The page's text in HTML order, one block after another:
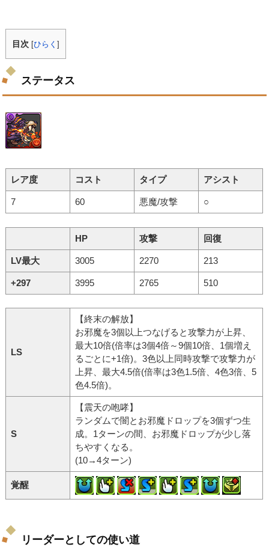
目次 [ひらく]
ステータス
レア度 コスト タイプ アシスト
7 60 悪魔/攻撃 ○
HP 攻撃 回復
LV最大 3005 2270 213
+297 3995 2765 510
LS
【終末の解放】
お邪魔を3個以上つなげると攻撃力が上昇、
最大10倍(倍率は3個4倍～9個10倍、1個増え
るごとに+1倍)。3色以上同時攻撃で攻撃力が
上昇、最大4.5倍(倍率は3色1.5倍、4色3倍、5
色4.5倍)。
S
【震天の咆哮】
ランダムで闇とお邪魔ドロップを3個ずつ生
成。1ターンの間、お邪魔ドロップが少し落
ちやすくなる。
(10→4ターン)
覚醒
リーダーとしての使い道